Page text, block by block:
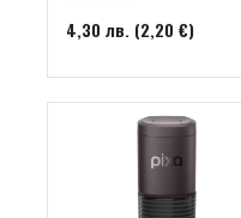
4,30 лв. (2,20 €)